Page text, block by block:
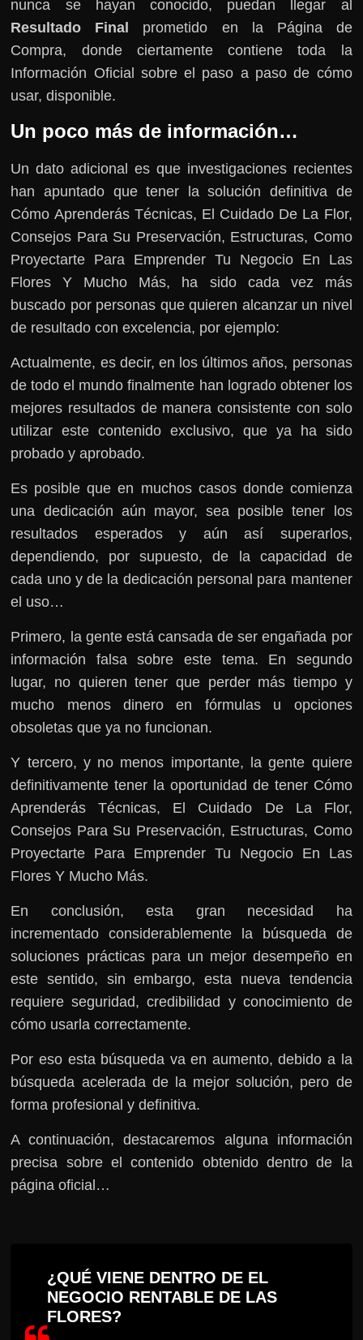
nunca se hayan conocido, puedan llegar al
Resultado Final
prometido en la Página de
Compra, donde ciertamente contiene toda la
Información Oficial sobre el paso a paso de cómo
usar, disponible.
Un poco más de información…
Un dato adicional es que investigaciones recientes
han apuntado que tener la solución definitiva de
Cómo Aprenderás Técnicas, El Cuidado De La Flor,
Consejos Para Su Preservación, Estructuras, Como
Proyectarte Para Emprender Tu Negocio En Las
Flores Y Mucho Más, ha sido cada vez más
buscado por personas que quieren alcanzar un nivel
de resultado con excelencia, por ejemplo:
Actualmente, es decir, en los últimos años, personas
de todo el mundo finalmente han logrado obtener los
mejores resultados de manera consistente con solo
utilizar este contenido exclusivo, que ya ha sido
probado y aprobado.
Es posible que en muchos casos donde comienza
una dedicación aún mayor, sea posible tener los
resultados esperados y aún así superarlos,
dependiendo, por supuesto, de la capacidad de
cada uno y de la dedicación personal para mantener
el uso…
Primero, la gente está cansada de ser engañada por
información falsa sobre este tema. En segundo
lugar, no quieren tener que perder más tiempo y
mucho menos dinero en fórmulas u opciones
obsoletas que ya no funcionan.
Y tercero, y no menos importante, la gente quiere
definitivamente tener la oportunidad de tener Cómo
Aprenderás Técnicas, El Cuidado De La Flor,
Consejos Para Su Preservación, Estructuras, Como
Proyectarte Para Emprender Tu Negocio En Las
Flores Y Mucho Más.
En conclusión, esta gran necesidad ha
incrementado considerablemente la búsqueda de
soluciones prácticas para un mejor desempeño en
este sentido, sin embargo, esta nueva tendencia
requiere seguridad, credibilidad y conocimiento de
cómo usarla correctamente.
Por eso esta búsqueda va en aumento, debido a la
búsqueda acelerada de la mejor solución, pero de
forma profesional y definitiva.
A continuación, destacaremos alguna información
precisa sobre el contenido obtenido dentro de la
página oficial…
¿QUÉ VIENE DENTRO DE EL
NEGOCIO RENTABLE DE LAS
FLORES?